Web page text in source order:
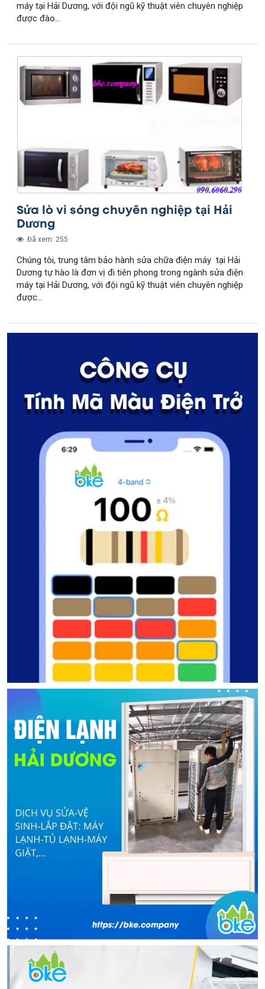
máy tại Hải Dương, với đội ngũ kỹ thuật viên chuyên nghiệp
được đào...
Sửa lò vi sóng chuyên nghiệp tại Hải
Dương
Đã xem: 255
Chúng tôi, trung tâm bảo hành sửa chữa điện máy tại Hải
Dương tự hào là đơn vị đi tiên phong trong ngành sửa điện
máy tại Hải Dương, với đội ngũ kỹ thuật viên chuyên nghiệp
được...